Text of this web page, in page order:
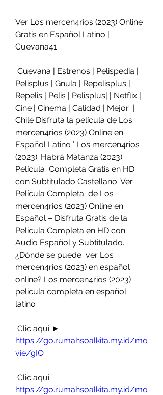
Ver Los mercen4rios (2023) Online
Gratis en Español Latino |
Cuevana41
Pelisplus | Gnula | Repelisplus |
Repelis | Pelis | Pelisplus| | Netflix |
Cine | Cinema | Calidad | Mejor  |
Chile Disfruta la película de Los
mercen4rios (2023) Online en
Español Latino ’ Los mercen4rios
(2023): Habrá Matanza (2023)
Película  Completa Gratis en HD
con Subtitulado Castellano. Ver
Película Completa  de Los
mercen4rios (2023) Online en
Español – Disfruta Gratis de la
Pelicula Completa en HD con
Audio Español y Subtitulado.
¿Dónde se puede  ver Los
mercen4rios (2023) en español
online? Los mercen4rios (2023)
pelicula completa en español
latino
https://go.rumahsoalkita.my.id/mo
vie/gIO
https://go.rumahsoalkita.my.id/mo